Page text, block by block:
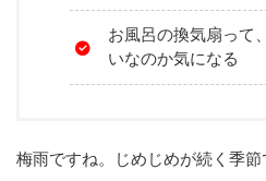
お風呂の換気扇って
いなのか気になる
梅雨ですね。じめじめが続く季節